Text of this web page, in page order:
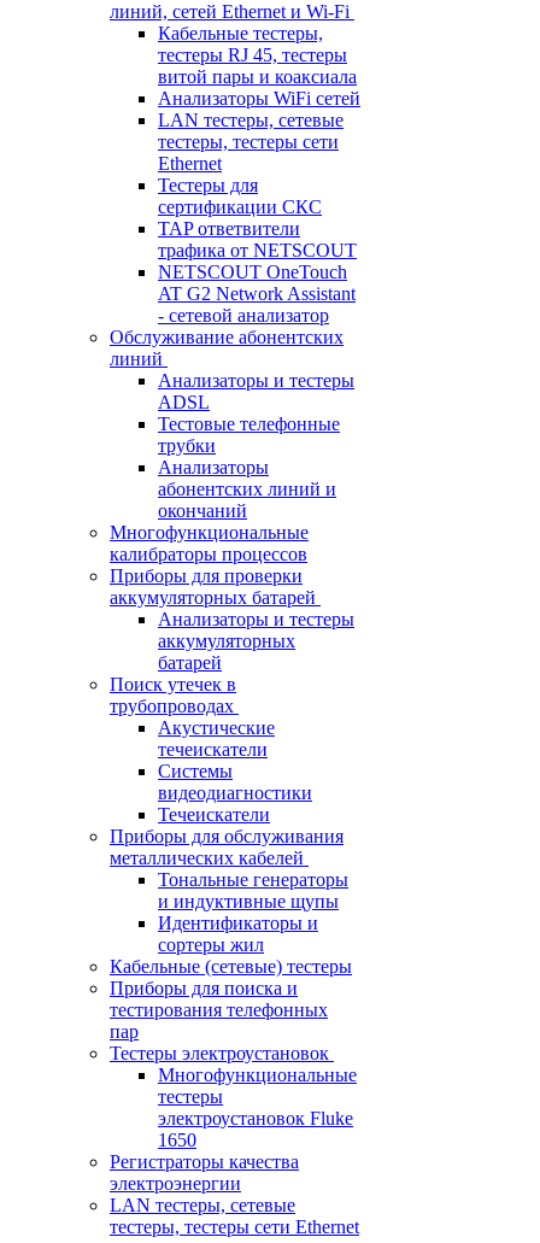
линий, сетей Ethernet и Wi-Fi
Кабельные тестеры,
тестеры RJ 45, тестеры
витой пары и коаксиала
Анализаторы WiFi сетей
LAN тестеры, сетевые
тестеры, тестеры сети
Ethernet
Тестеры для
сертификации СКС
TAP ответвители
трафика от NETSCOUT
NETSCOUT OneTouch
AT G2 Network Assistant
- сетевой анализатор
Обслуживание абонентских
линий
Анализаторы и тестеры
ADSL
Тестовые телефонные
трубки
Анализаторы
абонентских линий и
окончаний
Многофункциональные
калибраторы процессов
Приборы для проверки
аккумуляторных батарей
Анализаторы и тестеры
аккумуляторных
батарей
Поиск утечек в
трубопроводах
Акустические
течеискатели
Системы
видеодиагностики
Течеискатели
Приборы для обслуживания
металлических кабелей
Тональные генераторы
и индуктивные щупы
Идентификаторы и
сортеры жил
Кабельные (сетевые) тестеры
Приборы для поиска и
тестирования телефонных
пар
Тестеры электроустановок
Многофункциональные
тестеры
электроустановок Fluke
1650
Регистраторы качества
электроэнергии
LAN тестеры, сетевые
тестеры, тестеры сети Ethernet